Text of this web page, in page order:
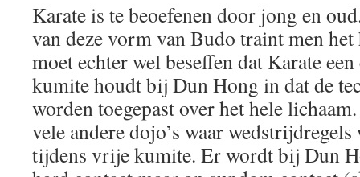
Karate is te beoefenen door jong en
van deze vorm van Budo traint men
moet echter wel beseffen dat Karate
kumite houdt bij Dun Hong in dat de
worden toegepast over het hele
vele andere dojo’s waar
tijdens vrije kumite. Er wordt bij Dun